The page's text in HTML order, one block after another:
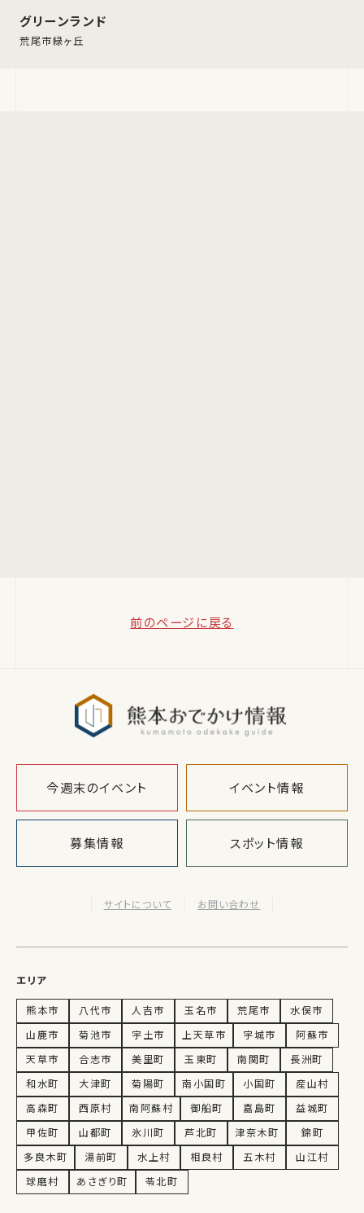
グリーンランド
荒尾市緑ヶ丘
前のページに戻る
今週末のイベント イベント情報
募集情報 スポット情報
サイトについて お問い合わせ
エリア
熊本市 八代市 人吉市 玉名市 荒尾市
水俣市
山鹿市
菊池市 宇土市 上天草市 宇城市
阿蘇市
天草市
合志市 美里町 玉東町 南関町
長洲町
和水町
大津町 菊陽町 南小国町 小国町
産山村
高森町
西原村 南阿蘇村 御船町 嘉島町
益城町
甲佐町
山都町 氷川町 芦北町 津奈木町
錦町
多良木町
湯前町 水上村 相良村 五木村
山江村
球磨村
あさぎり町 苓北町